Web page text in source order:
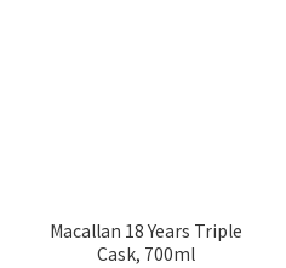
Macallan 18 Years Triple
Cask, 700ml